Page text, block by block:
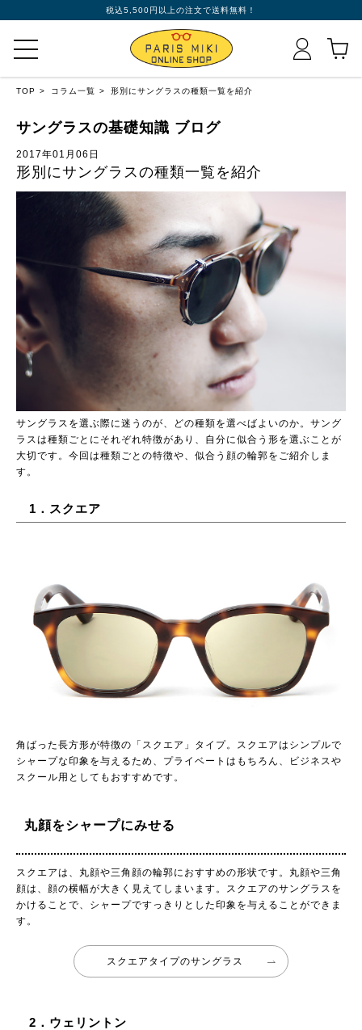
税込5,500円以上の注文で送料無料！
TOP コラム一覧 形別にサングラスの種類一覧を紹介
サングラスの基礎知識 ブログ
2017年01月06日
形別にサングラスの種類一覧を紹介
サングラスを選ぶ際に迷うのが、どの種類を選べばよいのか。サング
ラスは種類ごとにそれぞれ特徴があり、自分に似合う形を選ぶことが
大切です。今回は種類ごとの特徴や、似合う顔の輪郭をご紹介しま
す。
1．スクエア
角ばった長方形が特徴の「スクエア」タイプ。スクエアはシンプルで
シャープな印象を与えるため、プライベートはもちろん、ビジネスや
スクール用としてもおすすめです。
丸顔をシャープにみせる
スクエアは、丸顔や三角顔の輪郭におすすめの形状です。丸顔や三角
顔は、顔の横幅が大きく見えてしまいます。スクエアのサングラスを
かけることで、シャープですっきりとした印象を与えることができま
す。
スクエアタイプのサングラス
2．ウェリントン